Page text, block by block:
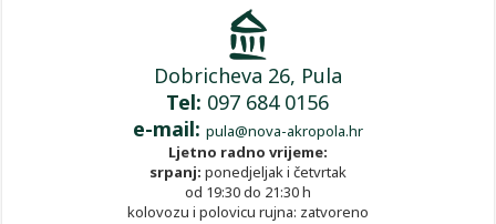
Dobricheva 26, Pula
Tel: 097 684 0156
e-mail: pula@nova-akropola.hr
Ljetno radno vrijeme:
srpanj: ponedjeljak i četvrtak
od 19:30 do 21:30 h
kolovozu i polovicu rujna: zatvoreno